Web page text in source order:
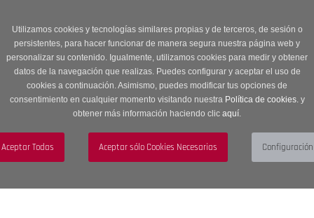
Utilizamos cookies y tecnologías similares propias y de terceros, de sesión o
persistentes, para hacer funcionar de manera segura nuestra página web y
personalizar su contenido. Igualmente, utilizamos cookies para medir y obtener
datos de la navegación que realizas. Puedes configurar y aceptar el uso de
cookies a continuación. Asimismo, puedes modificar tus opciones de
consentimiento en cualquier momento visitando nuestra Política de cookies.y
obtener más información haciendo clic aquí.
descuento en Sección OUTLET con código OUTLET20
navigation
Menú